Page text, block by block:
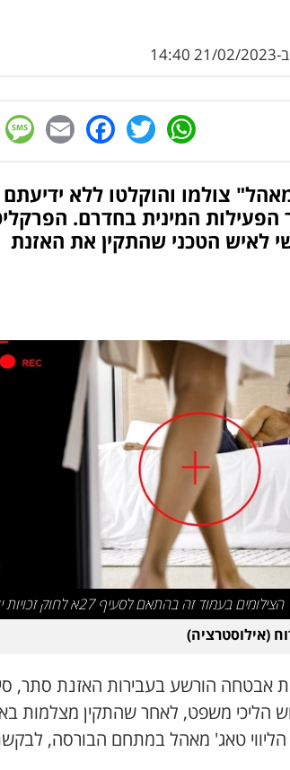
14:40
WhatsApp
Twitter
צולמו והוקלטו ללא ידיעתם
המינית בחדרם.
לאיש הטכני שהתקין את האזנת
הצילומים בעמוד זה בהתאם לסעיף 27א לחוק זכויות יוצרים
(אילוסטרציה)
אבטחה הורשע בעבירות האזנת סתר,
הליכי משפט, לאחר שהתקין מצלמות
הליווי טאג' מאהל במתחם הבורסה,